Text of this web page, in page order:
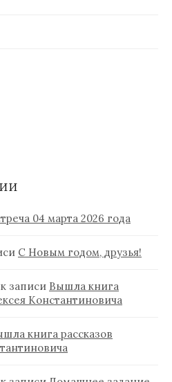
04 марта 2026 года
С Новым годом, друзья!
к записи Вышла книга
Константиновича
книга рассказов